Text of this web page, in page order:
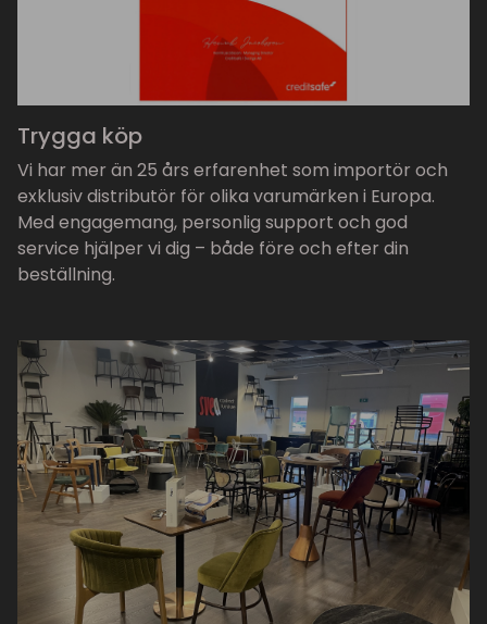
Trygga köp
Vi har mer än 25 års erfarenhet som importör och
exklusiv distributör för olika varumärken i Europa.
Med engagemang, personlig support och god
service hjälper vi dig – både före och efter din
beställning.